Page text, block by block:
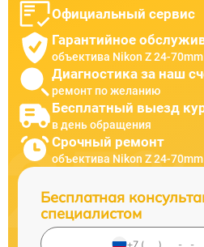
Официальный сервис
Гарантийное
объектива Nikon Z 24-
Диагностика за наш
ремонт по желанию
Бесплатный выезд
в день обращения
Срочный ремонт
объектива Nikon Z 24-
Бесплатная
специалистом